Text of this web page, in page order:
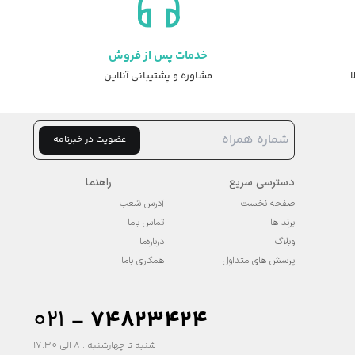
خدمات پس از فروش
مشاوره و پشتیبانی آنلاین
عضویت در خبرنامه
دسترسی سریع
صفحه نخست
برند ها
وبلاگ
پرسش های متداول
راهنما
آدرس شعب
تماس باما
درباره‌ما
همکاری باما
۰۲۱ - 74823424
شنبه تا چهارشنبه : 8 الی 17:30